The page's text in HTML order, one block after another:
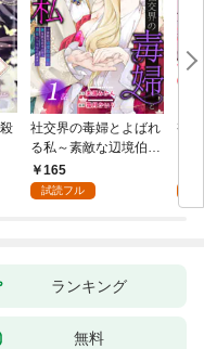
社交界の毒婦とよばれ
る私～素敵な辺境伯令
息に腕を折られたの
で、責任とってもらい
165
試読フル
視
ランキング
無料